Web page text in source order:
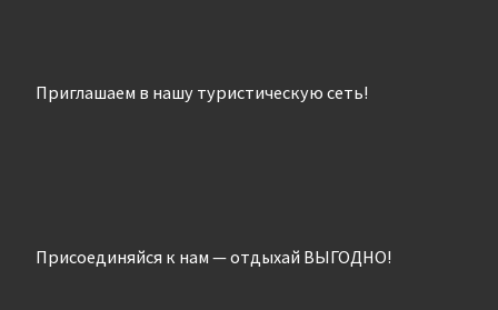
Приглашаем в нашу туристическую сеть!
Присоединяйся к нам — отдыхай ВЫГОДНО!